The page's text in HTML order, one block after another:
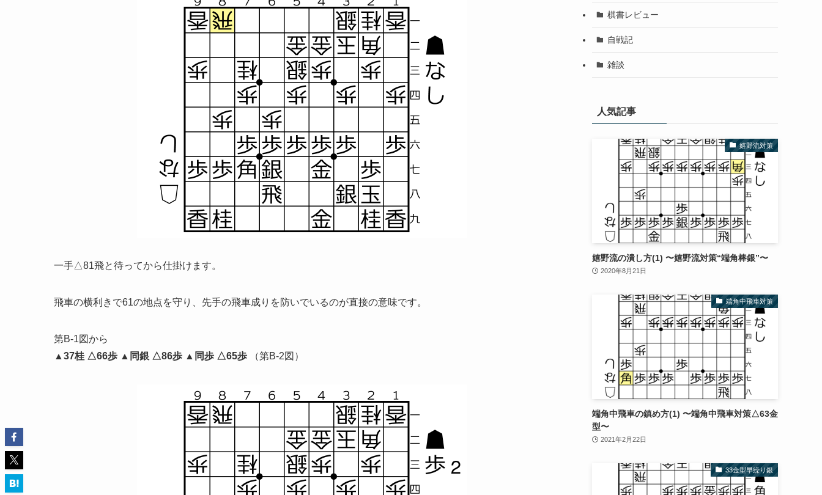
一手△81飛と待ってから仕掛けます。
飛車の横利きで61の地点を守り、先手の飛車成りを防いでいるのが直接の意味です。
第B-1図から
▲37桂 △66歩 ▲同銀 △86歩 ▲同歩 △65歩
（第B-2図）
棋書レビュー
自戦記
雑談
人気記事
嬉野流対策
嬉野流の潰し方(1) 〜嬉野流対策“端角棒銀”〜
2020年8月21日
端角中飛車対策
端角中飛車の鎮め方(1) 〜端角中飛車対策△63金
型〜
2021年2月22日
33金型早繰り銀